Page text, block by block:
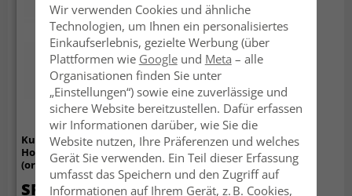
Kunststoffteppiche - Der
Horred-Teppich Lexi
(orange)
SFr. 63.99
Wir verwenden Cookies und ähnliche
Technologien, um Ihnen ein personalisiertes
Einkaufserlebnis, gezielte Werbung (über
Plattformen wie Googleund Meta – alle
Organisationen finden Sie unter
„Einstellungen“) sowie eine zuverlässige und
sichere Website bereitzustellen. Dafür erfassen
wir Informationen darüber, wie Sie die
Website nutzen, Ihre Präferenzen und welches
Gerät Sie verwenden. Ein Teil dieser Erfassung
umfasst das Speichern und den Zugriff auf
Informationen auf Ihrem Gerät, z. B. Cookies,